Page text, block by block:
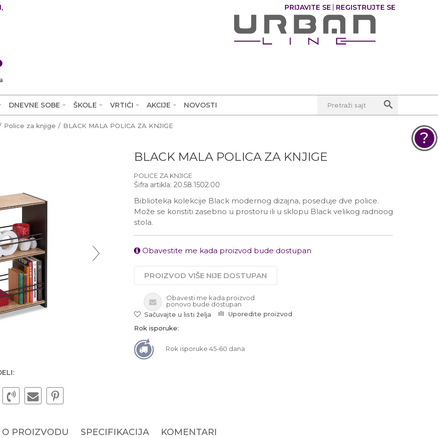
PRIJAVITE SE REGISTRUJTE SE
DNEVNE SOBE ŠKOLE VRTIĆI AKCIJE NOVOSTI Pretraži sajt
Police za knjige BLACK MALA POLICA ZA KNJIGE
BLACK MALA POLICA ZA KNJIGE
POLICE ZA KNJIGE
Šifra artikla: 20.58.1502.00
Biblioteka kolekcije Black modernog dizajna, poseduje dve police.
Može se koristiti zasebno u prostoru ili u sklopu Black velikog radnoog
stola.
Obavestite me kada proizvod bude dostupan
PROIZVOD VIŠE NIJE DOSTUPAN
Obavesti me kada proizvod
ponovo bude dostupan
Sačuvajte u listi želja
Uporedite proizvod
Rok isporuke:
Rok isporuke 45-60 dana
381 11 245 18 52
381 64 218 96 52
O PROIZVODU SPECIFIKACIJA KOMENTARI